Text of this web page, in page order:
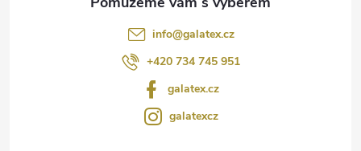
info@galatex.cz
+420 734 745 951
galatex.cz
galatexcz